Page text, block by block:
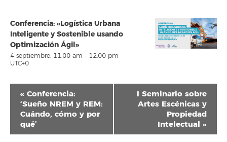
Conferencia: «Logística Urbana
Inteligente y Sostenible usando
Optimización Ágil»
4 septiembre, 11:00 am - 12:00 pm
UTC+0
Navegación
del
Evento
« Conferencia:
‘Sueño NREM y REM:
Cuándo, cómo y por
qué’
I Seminario sobre
Artes Escénicas y
Propiedad
Intelectual »